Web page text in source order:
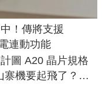
！傳將支援
連動功能
圖 A20 晶片規格
寨機要起飛了？專